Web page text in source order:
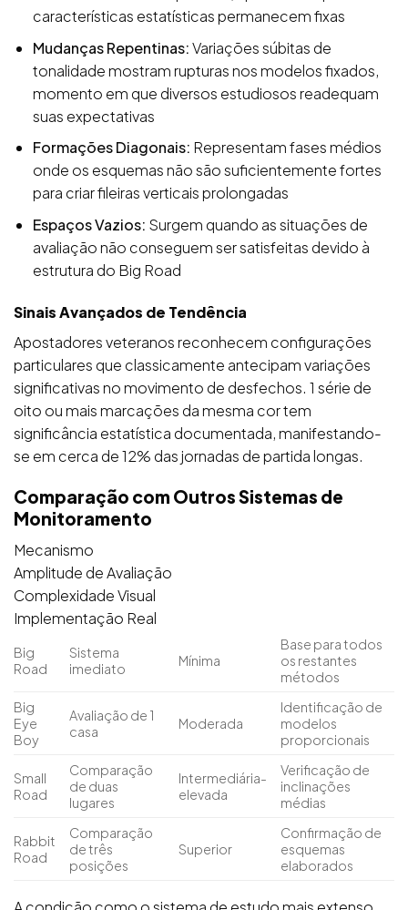
características estatísticas permanecem fixas
Mudanças Repentinas:Variações súbitas de
tonalidade mostram rupturas nos modelos fixados,
momento em que diversos estudiosos readequam
suas expectativas
Formações Diagonais: Representam fases médios
onde os esquemas não são suficientemente fortes
para criar fileiras verticais prolongadas
Espaços Vazios: Surgem quando as situações de
avaliação não conseguem ser satisfeitas devido à
estrutura do Big Road
Sinais Avançados de Tendência
Apostadores veteranos reconhecem configurações
particulares que classicamente antecipam variações
significativas no movimento de desfechos. 1 série de
oito ou mais marcações da mesma cor tem
significância estatística documentada, manifestando-
se em cerca de 12% das jornadas de partida longas.
Comparação com Outros Sistemas de
Monitoramento
Mecanismo
Amplitude de Avaliação
Complexidade Visual
Implementação Real
Big
Road
Sistema
imediato
Mínima
Base para todos
os restantes
métodos
Big
Eye
Boy
Avaliação de 1
casa
Moderada
Identificação de
modelos
proporcionais
Small
Road
Comparação
de duas
lugares
Intermediária-
elevada
Verificação de
inclinações
médias
Rabbit
Road
Comparação
de três
posições
Superior
Confirmação de
esquemas
elaborados